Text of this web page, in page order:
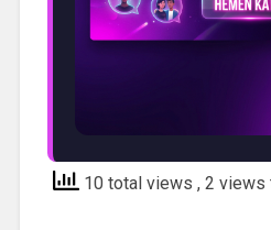
10 total views , 2 views